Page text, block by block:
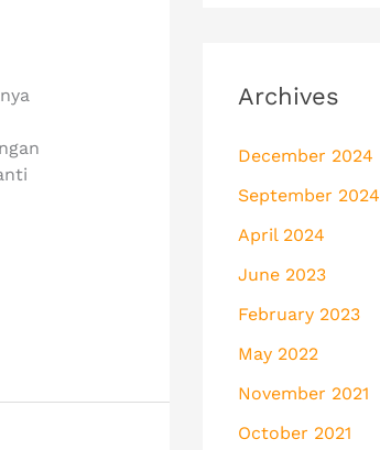
Archives
December 2024
September 2024
April 2024
June 2023
February 2023
May 2022
November 2021
October 2021